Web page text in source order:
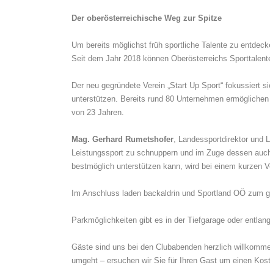
Der oberösterreichische Weg zur Spitze
Um bereits möglichst früh sportliche Talente zu
Seit dem Jahr 2018 können Oberösterreichs
Der neu gegründete Verein „Start Up Sport“
unterstützen. Bereits rund 80 Unternehmen
von 23 Jahren.
Mag. Gerhard Rumetshofer, Landessportdirektor und
Leistungssport zu schnuppern und im Zuge dessen
bestmöglich unterstützen kann, wird bei einem kurzen
Im Anschluss laden backaldrin und Sportland OÖ
Parkmöglichkeiten gibt es in der Tiefgarage oder
Gäste sind uns bei den Clubabenden herzlich
umgeht – ersuchen wir Sie für Ihren Gast um einen